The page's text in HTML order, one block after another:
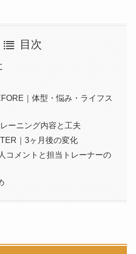
目次
｜体型・悩み・ライフス
ーニング内容と工夫
｜3ヶ月後の変化
コメントと担当トレーナーの